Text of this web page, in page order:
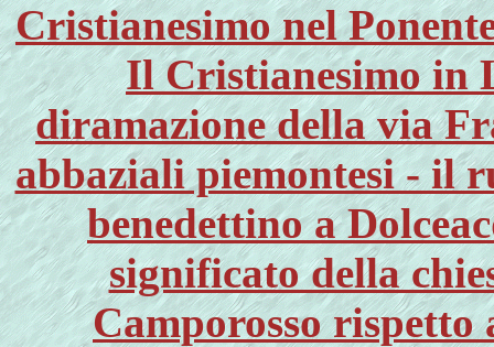
Cristianesimo nel
Il Cristianesimo in
diramazione della via
abbaziali piemontesi - il
benedettino a
significato della
Camporosso rispetto